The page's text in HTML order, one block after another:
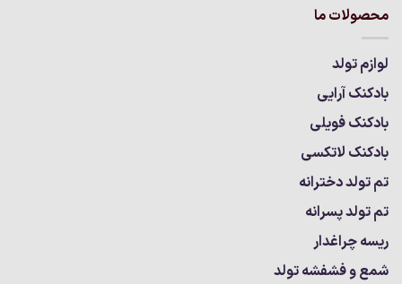
محصولات ما
لوازم تولد
بادکنک آرایی
بادکنک فویلی
بادکنک لاتکسی
تم تولد دخترانه
تم تولد پسرانه
ریسه چراغدار
شمع و فشفشه تولد